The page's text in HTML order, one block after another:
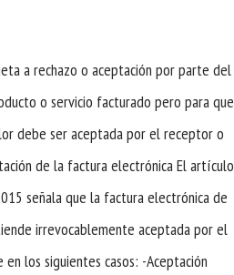
a rechazo o aceptación por parte del
o servicio facturado pero para que
debe ser aceptada por el receptor o
de la factura electrónica El artículo
señala que la factura electrónica de
irrevocablemente aceptada por el
los siguientes casos: -Aceptación